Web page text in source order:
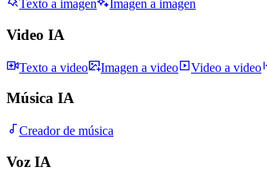
Texto a imagen Imagen a imagen
Video IA
Texto a video Imagen a video Video a video
Música IA
Creador de música
Voz IA